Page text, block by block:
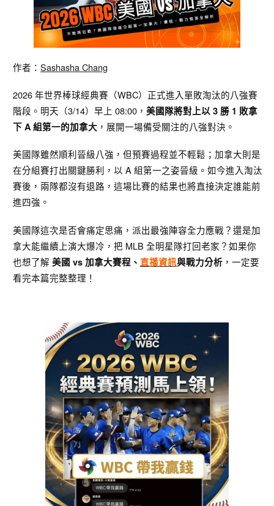
作者：Sashasha Chang
2026 年世界棒球經典賽（WBC）正式進入單敗淘汰的八強賽
階段。明天（3/14）早上 08:00，美國隊將對上以 3 勝 1 敗拿
下 A 組第一的加拿大 ，展開一場備受關注的八強對決。
美國隊雖然順利晉級八強，但預賽過程並不輕鬆；加拿大則是
在分組賽打出關鍵勝利，以 A 組第一之姿晉級。如今進入淘汰
賽後，兩隊都沒有退路，這場比賽的結果也將直接決定誰能前
進四強。
美國隊這次是否會痛定思痛，派出最強陣容全力應戰？還是加
拿大能繼續上演大爆冷，把 MLB 全明星隊打回老家？如果你
也想了解美國 vs 加拿大賽程、 直播資訊與戰力分析 ，一定要
看完本篇完整整理！